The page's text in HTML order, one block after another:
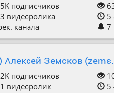
подписчиков
видеоролика
канала
5
7
Алексей Земсков
подписчиков
видеоролик
5